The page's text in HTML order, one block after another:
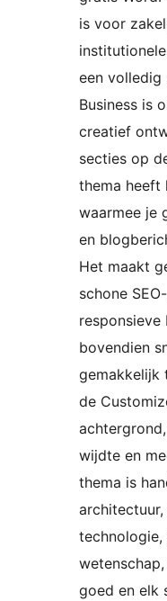
is voor
een volledig
Business is
creatief
secties op
thema heeft
waarmee je
en
Het maakt
schone
responsieve
bovendien
gemakkelijk
de
wijdte en
thema is
architectuur,
technologie,
goed en elk